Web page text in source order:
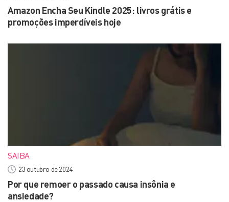
Amazon Encha Seu Kindle 2025: livros grátis e
promoções imperdíveis hoje
SAIBA
23 outubro de 2024
Por que remoer o passado causa insônia e
ansiedade?